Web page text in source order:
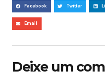
Facebook Twitter
Email
Deixe um